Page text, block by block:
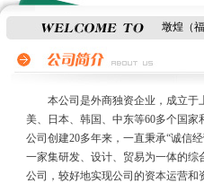
墩煌（
本公司是外商独资企业，成立于上
美、日本、韩国、中东等60多个国家
公司创建20多年来，一直秉承“诚信
一家集研发、设计、贸易为一体的
公司，较好地实现公司的资本运营和